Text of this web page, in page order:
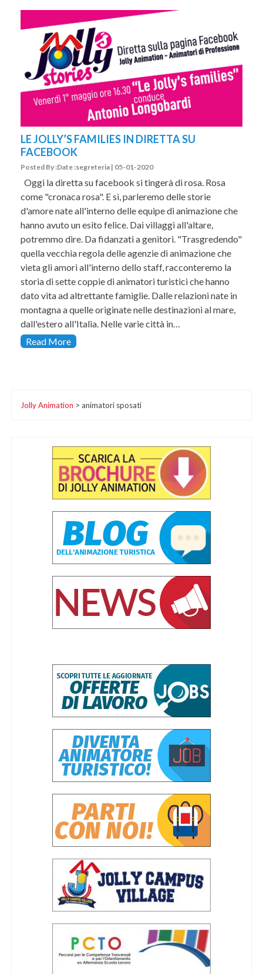
LE JOLLY’S FAMILIES IN DIRETTA SU
FACEBOOK
Posted By :Date :segreteria | 05-01-2020
Oggi la diretta su facebook si tingerà di rosa. Rosa
come "cronaca rosa". E sì, parleremo delle storie
d'amore nate all'interno delle equipe di animazione che
hanno avuto un esito felice. Dai villaggi all'altare,
potremmo dire. Da fidanzati a genitori. "Trasgredendo"
quella vecchia regola delle agenzie di animazione che
vieta gli amori all'interno dello staff, racconteremo la
storia di sette coppie di animatori turistici che hanno
dato vita ad altrettante famiglie. Dalle relazioni nate in
montagna a quelle originate nelle destinazioni al mare,
dall'estero all'Italia. Nelle varie città in…
Read More
Jolly Animation > animatori sposati